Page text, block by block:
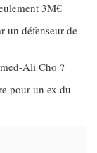
3M€
un défenseur de
Ali Cho ?
pour un ex du